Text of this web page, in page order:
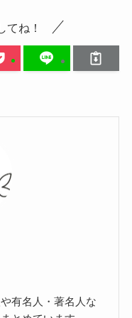
てね！
有名人・著名人な